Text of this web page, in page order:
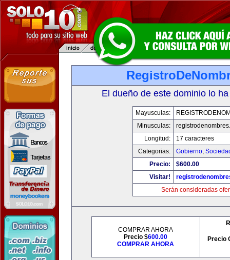
El dueño de este dominio lo
Mayusculas:
Minusculas:
Longitud:
17 caracteres
Categorias:
Gobierno,
Precio:
$600.00
Visitar!
Serán consideradas
COMPRAR AHORA
Precio $600.00
COMPRAR AHORA
Precio